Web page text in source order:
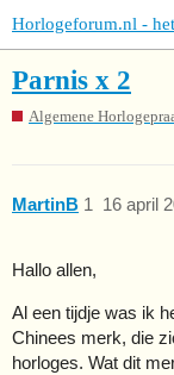
Horlogeforum.nl -
Parnis x 2
Algemene
MartinB 16 april
1
Hallo allen,
Al een tijdje was ik
Chinees merk, die
horloges. Wat dit